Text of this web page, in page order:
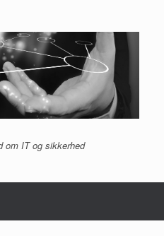
om IT og sikkerhed